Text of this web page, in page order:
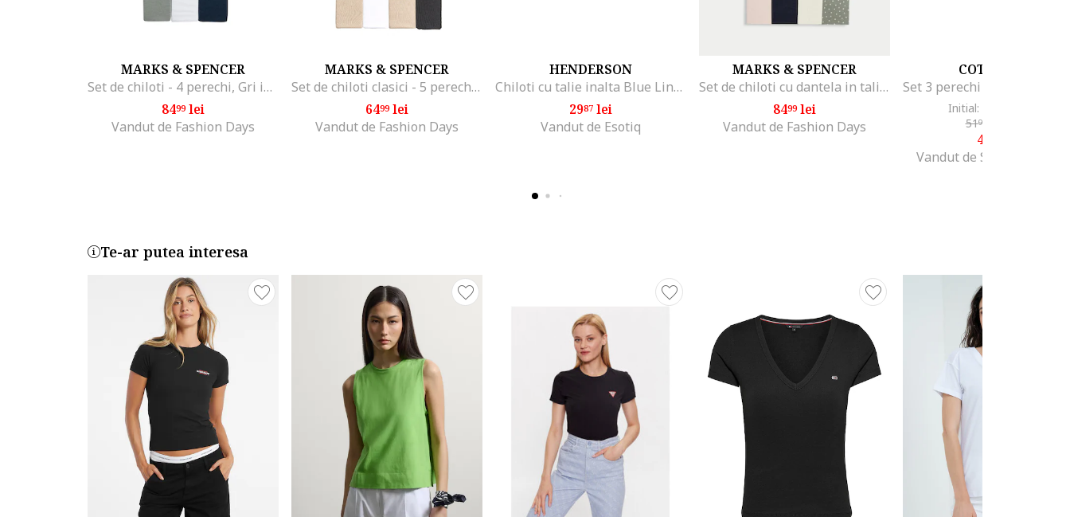
MARKS & SPENCER
Set de chiloti - 4 perechi, Gri inchis
8499lei
Vandut de Fashion Days
MARKS & SPENCER
Set de chiloti clasici - 5 perechi, Alb/Negru/Bej
6499lei
Vandut de Fashion Days
HENDERSON
Chiloti cu talie inalta Blue Line, Bumbac, gri
2987 lei
Vandut de Esotiq
MARKS & SPENCER
Set de chiloti cu dantela in talie- 5 perechi, Verde pal/Crem
8499lei
Vandut de Fashion Days
COTONELLA
Initial: 64
5199
45
Vandut de SOSETARIA
Te-ar putea interesa